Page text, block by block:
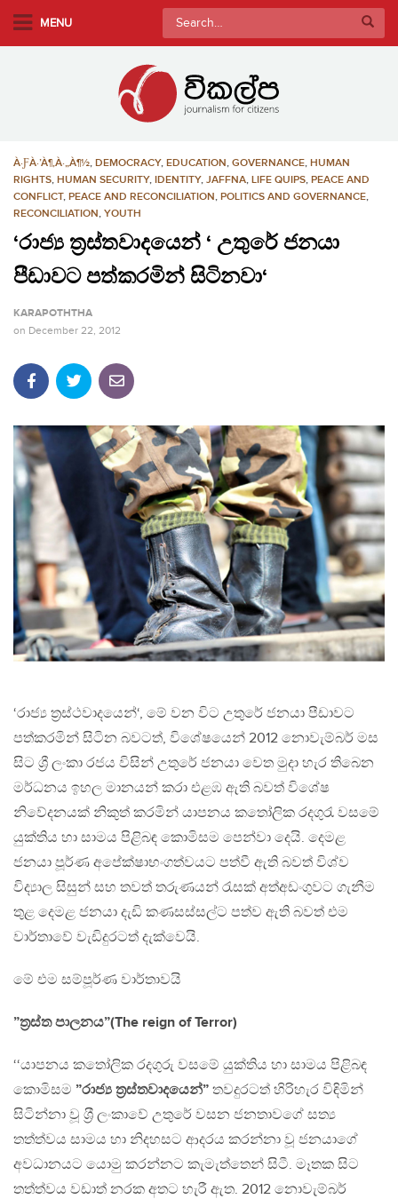
MENU
Search
for:
À·ƑÀ·’À¶‚À·„À¶½, DEMOCRACY, EDUCATION, GOVERNANCE, HUMAN
RIGHTS, HUMAN SECURITY, IDENTITY, JAFFNA, LIFE QUIPS, PEACE AND
CONFLICT, PEACE AND RECONCILIATION, POLITICS AND GOVERNANCE,
RECONCILIATION, YOUTH
‘රාජ්‍ය ත්‍රස්තවාදයෙන් ‘ උතුරේ ජනයා
පීඩාවට පත්කරමින් සිටිනවා‘
KARAPOTHTHA
on December 22, 2012
‘රාජ්‍ය ත්‍රස්ථවාදයෙන්‘, මේ වන විට උතුරේ ජනයා පීඩාවට
පත්කරමින් සිටින බවටත්, විශේෂයෙන් 2012 නොවැම්බර් මස
සිට ශ්‍රී ලංකා රජය විසින් උතුරේ ජනයා වෙත මුදා හැර තිබෙන
මර්ධනය ඉහල මානයන් කරා එළඹ ඇති බවත් විශේෂ
නිවේදනයක් නිකුත් කරමින් යාපනය කතෝලික රදගුරැ වසමේ
යුක්තිය හා සාමය පිළිබඳ කොමිසම පෙන්වා දෙයි. දෙමළ
ජනයා පූර්ණ අපේක්ෂාභංගත්වයට පත්වී ඇති බවත් විශ්ව
විද්‍යාල සිසුන් සහ තවත් තරුණයන් රැසක් අත්අඩංගුවට ගැනීම
තුළ දෙමළ ජනයා දැඩි කණසස්සල්ට පත්ව ඇති බවත් එම
වාර්තාවේ වැඩිදුරටත් දැක්වෙයි.
මේ එම සම්පූර්ණ වාර්තාවයි
”ත‍්‍රස්ත පාලනය”(The reign of Terror)
‘‘යාපනය කතෝලික රදගුරු වසමේ යුක්තිය හා සාමය පිළිබඳ
කොමිසම ”රාජ්‍ය ත‍්‍රස්තවාදයෙන්” තවදුරටත් හිරිහැර විඳිමින්
සිටින්නා වූ ශ‍්‍රී ලංකාවේ උතුරේ වසන ජනතාවගේ සත්‍ය
තත්ත්වය සාමය හා නිදහසට ආදරය කරන්නා වූ ජනයාගේ
අවධානයට යොමු කරන්නට කැමැත්තෙන් සිටී. මෑතක සිට
තත්ත්වය වඩාත් නරක අතට හැරී ඇත. 2012 නොවැම්බර්